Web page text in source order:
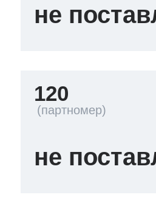
не
120
не